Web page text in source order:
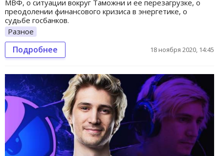
МВФ, о ситуации вокруг Таможни и ее перезагрузке, о
преодолении финансового кризиса в энергетике, о
судьбе госбанков.
Разное
Подробнее 18 ноября 2020, 14:45